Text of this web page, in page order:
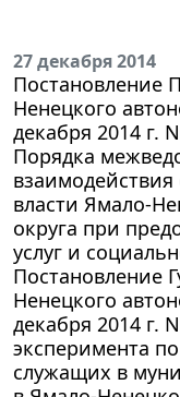
27 декабря 2014
Постановление
Ненецкого
декабря 2014 г.
Порядка
взаимодействия
власти Ямало-
округа при
услуг и
Постановление
Ненецкого
декабря 2014 г.
эксперимента
служащих в